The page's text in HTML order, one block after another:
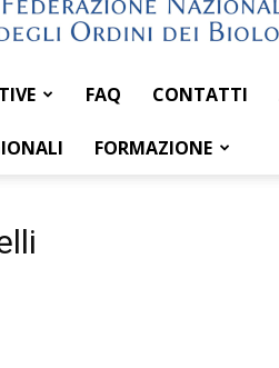
Federazione
FAQ CONTATTI
FORMAZIONE